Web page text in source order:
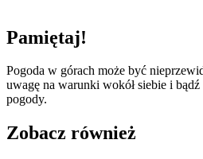
Pamiętaj!
Pogoda w górach może być
uwagę na warunki wokół siebie i
pogody.
Zobacz również